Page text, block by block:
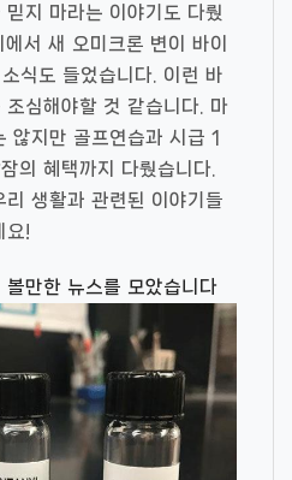
지 마라는 이야기도 다뤘
서 새 오미크론 변이 바이
식도 들었습니다. 이런 바
심해야할 것 같습니다. 마
않지만 골프연습과 시급 1
의 혜택까지 다뤘습니다.
생활과 관련된 이야기들
요!
만한 뉴스를 모았습니다